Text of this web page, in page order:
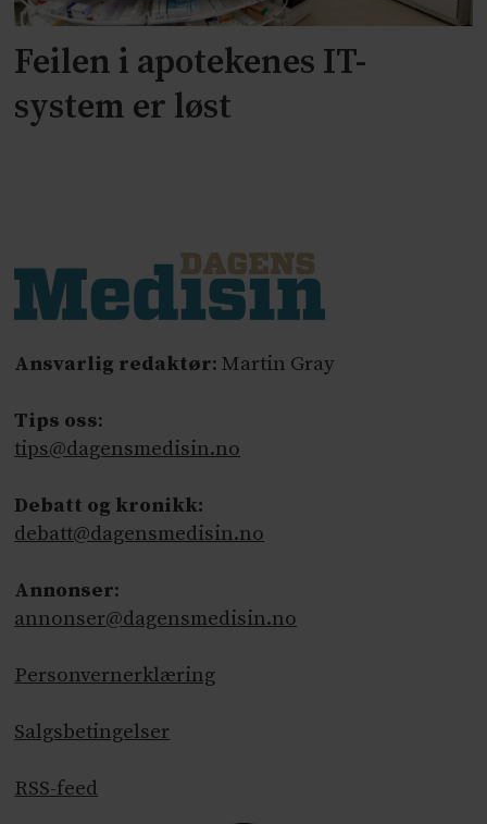
Feilen i apotekenes IT-
system er løst
Ansvarlig redaktør: Martin Gray
Tips oss:
tips@dagensmedisin.no
Debatt og kronikk:
debatt@dagensmedisin.no
Annonser:
annonser@dagensmedisin.no
Personvernerklæring
Salgsbetingelser
RSS-feed